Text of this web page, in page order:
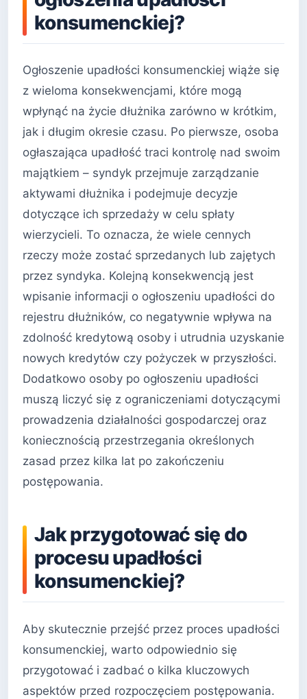
konsumenckiej?
Ogłoszenie upadłości konsumenckiej wiąże się
z wieloma konsekwencjami, które mogą
wpłynąć na życie dłużnika zarówno w krótkim,
jak i długim okresie czasu. Po pierwsze, osoba
ogłaszająca upadłość traci kontrolę nad swoim
majątkiem – syndyk przejmuje zarządzanie
aktywami dłużnika i podejmuje decyzje
dotyczące ich sprzedaży w celu spłaty
wierzycieli. To oznacza, że wiele cennych
rzeczy może zostać sprzedanych lub zajętych
przez syndyka. Kolejną konsekwencją jest
wpisanie informacji o ogłoszeniu upadłości do
rejestru dłużników, co negatywnie wpływa na
zdolność kredytową osoby i utrudnia uzyskanie
nowych kredytów czy pożyczek w przyszłości.
Dodatkowo osoby po ogłoszeniu upadłości
muszą liczyć się z ograniczeniami dotyczącymi
prowadzenia działalności gospodarczej oraz
koniecznością przestrzegania określonych
zasad przez kilka lat po zakończeniu
postępowania.
Jak przygotować się do
procesu upadłości
konsumenckiej?
Aby skutecznie przejść przez proces upadłości
konsumenckiej, warto odpowiednio się
przygotować i zadbać o kilka kluczowych
aspektów przed rozpoczęciem postępowania.